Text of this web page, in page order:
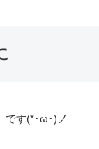
です(*･ω･)ノ